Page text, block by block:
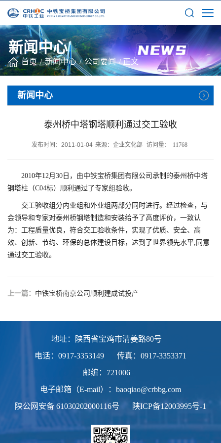
新闻中心
首页 / 新闻中心 / 公司要闻 /正文
新闻中心
泰州桥中塔钢塔顺利通过交工验收
发布时间：2011-01-04 来源：企业文化部 访问量： 11768
2010年12月30日，由中铁宝桥集团有限公司承制的泰州桥中塔
钢塔柱（C04标）顺利通过了专家组验收。
交工验收组分内业组和外业组两部分同时进行。经过检查，与
会领导和专家对泰州桥钢塔制造和安装给予了高度评价，一致认
为：工程质量优良，符合交工验收条件，实现了优质、安全、高
效、创新、节约、环保的总体建设目标，达到了世界领先水平,同意
通过交工验收。
上一篇： 中铁宝桥南京公司顺利建成试投产
地址：陕西省宝鸡市清姜路80号
电话：0917-3353149
传真：0917-3353371
邮编：721006
电子邮箱（E-mail）：baoqiao@crbbg.com
陕公网安备 61030202000116号 陕ICP备12003995号-1